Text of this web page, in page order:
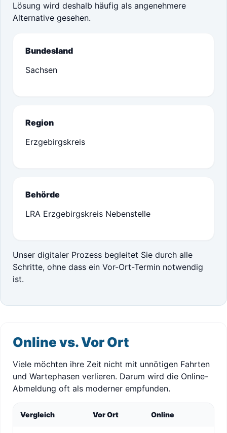
Lösung wird deshalb häufig als angenehmere
Alternative gesehen.
Bundesland
Sachsen
Region
Erzgebirgskreis
Behörde
LRA Erzgebirgskreis Nebenstelle
Unser digitaler Prozess begleitet Sie durch alle
Schritte, ohne dass ein Vor-Ort-Termin notwendig
ist.
Online vs. Vor Ort
Viele möchten ihre Zeit nicht mit unnötigen Fahrten
und Wartephasen verlieren. Darum wird die Online-
Abmeldung oft als moderner empfunden.
Vergleich Vor Ort Online